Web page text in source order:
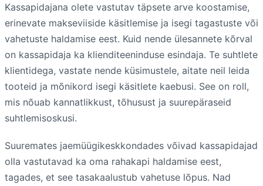
Kassapidajana olete vastutav täpsete arve koostamise,
erinevate makseviiside käsitlemise ja isegi tagastuste või
vahetuste haldamise eest. Kuid nende ülesannete kõrval
on kassapidaja ka klienditeeninduse esindaja. Te suhtlete
klientidega, vastate nende küsimustele, aitate neil leida
tooteid ja mõnikord isegi käsitlete kaebusi. See on roll,
mis nõuab kannatlikkust, tõhusust ja suurepäraseid
suhtlemisoskusi.
Suuremates jaemüügikeskkondades võivad kassapidajad
olla vastutavad ka oma rahakapi haldamise eest,
tagades, et see tasakaalustub vahetuse lõpus. Nad